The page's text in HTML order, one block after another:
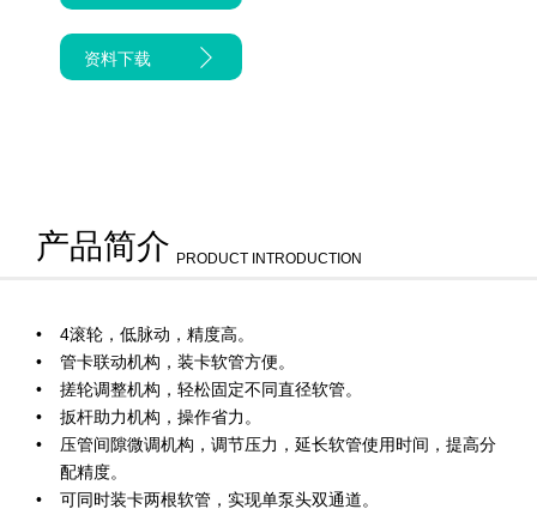
资料下载
产品简介 PRODUCT INTRODUCTION
4滚轮，低脉动，精度高。
管卡联动机构，装卡软管方便。
搓轮调整机构，轻松固定不同直径软管。
扳杆助力机构，操作省力。
压管间隙微调机构，调节压力，延长软管使用时间，提高分
配精度。
可同时装卡两根软管，实现单泵头双通道。